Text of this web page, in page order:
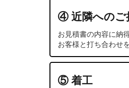
④ 近隣へのご
お見積書の内容に納
お客様と打ち合わせ
⑤ 着工